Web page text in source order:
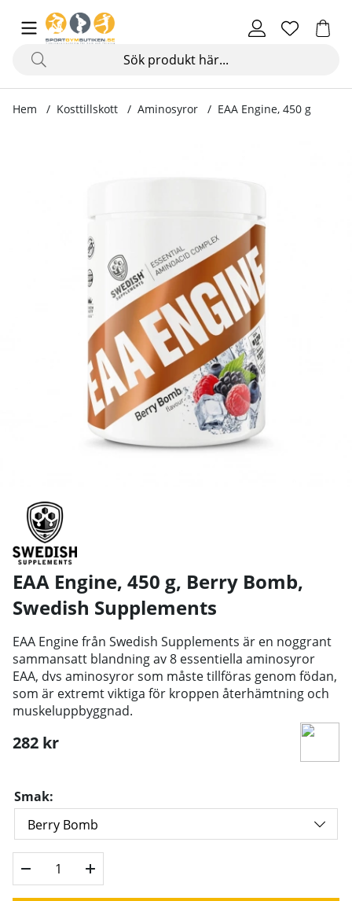
Hem Kosttillskott Aminosyror EAA Engine, 450 g
EAA Engine, 450 g, Berry Bomb,
Swedish Supplements
EAA Engine från Swedish Supplements är en noggrant
sammansatt blandning av 8 essentiella aminosyror
EAA, dvs aminosyror som måste tillföras genom födan,
som är extremt viktiga för kroppen återhämtning och
muskeluppbyggnad.
282 kr
Smak: